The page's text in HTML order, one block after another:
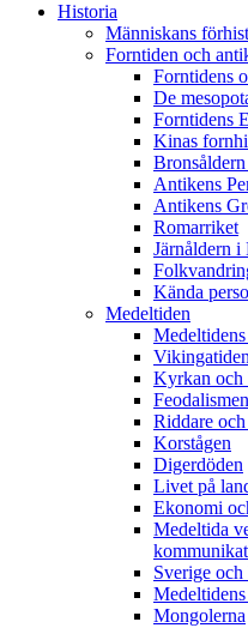
Historia
Människans
Forntiden och
Forntidens
De
Forntidens
Kinas
Antikens
Antikens
Romarriket
Järnåldern i
Kända
Medeltiden
Vikingatiden
Kyrkan och
Feodalismen
Riddare
Korstågen
Digerdöden
Livet på
Ekonomi
Medeltida
Sverige
Mongolerna